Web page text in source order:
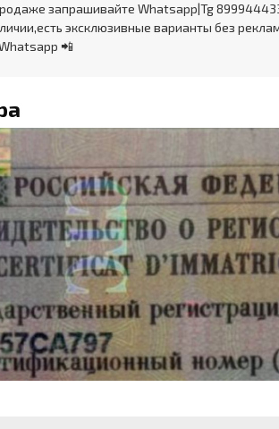
запрашивайте Whatsapp|Tg
эксклюзивные варианты без
📲